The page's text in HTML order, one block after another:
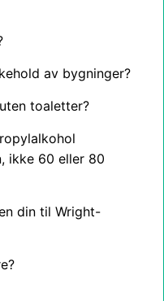
av bygninger?
toaletter?
ikke 60 eller 80
din til Wright-